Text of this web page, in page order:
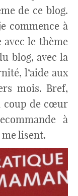
de ce blog.
commence à
le thème
blog, avec la
l’aide aux
mois. Bref,
coup de cœur
à
lisent.